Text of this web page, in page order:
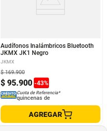
Audífonos Inalámbricos Bluetooth
JKMX JK1 Negro
JKMX
$ 95.900 -43%
$ 169.900
Cuota de Referencia*
quincenas de
AGREGAR